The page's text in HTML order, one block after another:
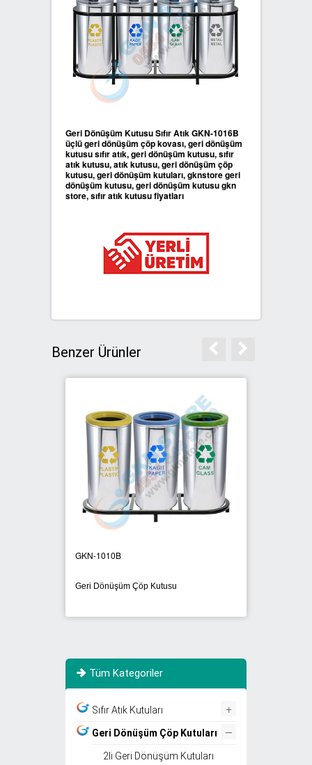
Geri Dönüşüm Kutusu Sıfır Atık GKN-1016B
üçlü geri dönüşüm çöp kovası, geri dönüşüm
kutusu sıfır atık, geri dönüşüm kutusu, sıfır
atık kutusu, atık kutusu, geri dönüşüm çöp
kutusu, geri dönüşüm kutuları, gknstore geri
dönüşüm kutusu, geri dönüşüm kutusu gkn
store, sıfır atık kutusu fiyatları
Benzer Ürünler
GKN-1010B
Geri Dönüşüm Çöp Kutusu
Tüm Kategoriler
Sıfır Atık Kutuları +
Geri Dönüşüm Çöp Kutuları –
2li Geri Dönüşüm Kutuları